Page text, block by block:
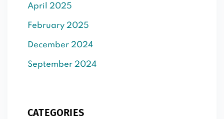
April 2025
February 2025
December 2024
September 2024
CATEGORIES